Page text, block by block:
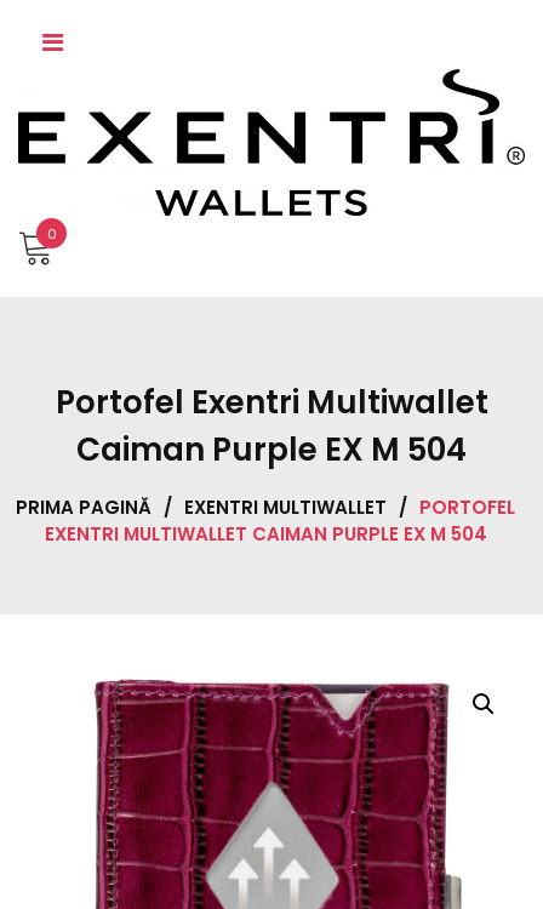
0
Portofel Exentri Multiwallet
Caiman Purple EX M 504
PRIMA PAGINĂ / EXENTRI MULTIWALLET / PORTOFEL
EXENTRI MULTIWALLET CAIMAN PURPLE EX M 504